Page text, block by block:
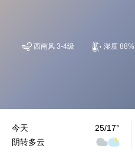
西南风 3-4级 湿度 88%
今天
25/17°
阴转多云